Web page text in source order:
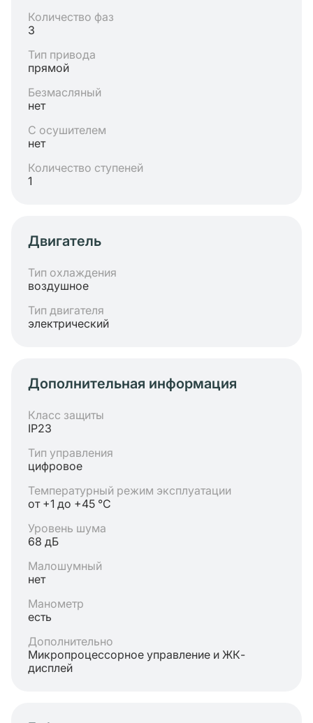
Количество фаз
3
Тип привода
прямой
Безмасляный
нет
С осушителем
нет
Количество ступеней
1
Двигатель
Тип охлаждения
воздушное
Тип двигателя
электрический
Дополнительная информация
Класс защиты
IP23
Тип управления
цифровое
Температурный режим эксплуатации
от +1 до +45 °C
Уровень шума
68 дБ
Малошумный
нет
Манометр
есть
Дополнительно
Микропроцессорное управление и ЖК-
дисплей